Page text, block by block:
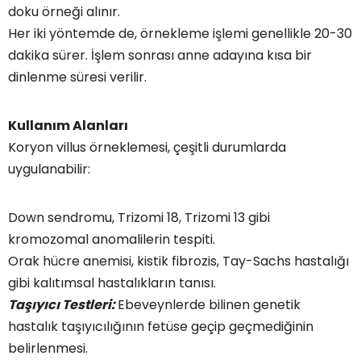
doku örneği alınır.
Her iki yöntemde de, örnekleme işlemi genellikle 20-30
dakika sürer. İşlem sonrası anne adayına kısa bir
dinlenme süresi verilir.
Kullanım Alanları
Koryon villus örneklemesi, çeşitli durumlarda
uygulanabilir:
Down sendromu, Trizomi 18, Trizomi 13 gibi
kromozomal anomalilerin tespiti.
Orak hücre anemisi, kistik fibrozis, Tay-Sachs hastalığı
gibi kalıtımsal hastalıkların tanısı.
Taşıyıcı Testleri:Ebeveynlerde bilinen genetik
hastalık taşıyıcılığının fetüse geçip geçmediğinin
belirlenmesi.